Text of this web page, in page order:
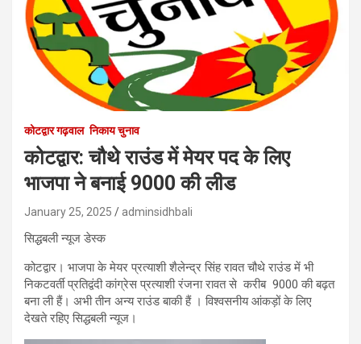
कोटद्वार गढ़वाल निकाय चुनाव
कोटद्वार: चौथे राउंड में मेयर पद के लिए
भाजपा ने बनाई 9000 की लीड
January 25, 2025 adminsidhbali
सिद्धबली न्यूज डेस्क
कोटद्वार। भाजपा के मेयर प्रत्याशी शैलेन्द्र सिंह रावत चौथे राउंड में भी
निकटवर्ती प्रतिद्वंदी कांग्रेस प्रत्याशी रंजना रावत से करीब 9000 की बढ़त
बना ली हैं। अभी तीन अन्य राउंड बाकी हैं । विश्वसनीय आंकड़ों के लिए
देखते रहिए सिद्धबली न्यूज।